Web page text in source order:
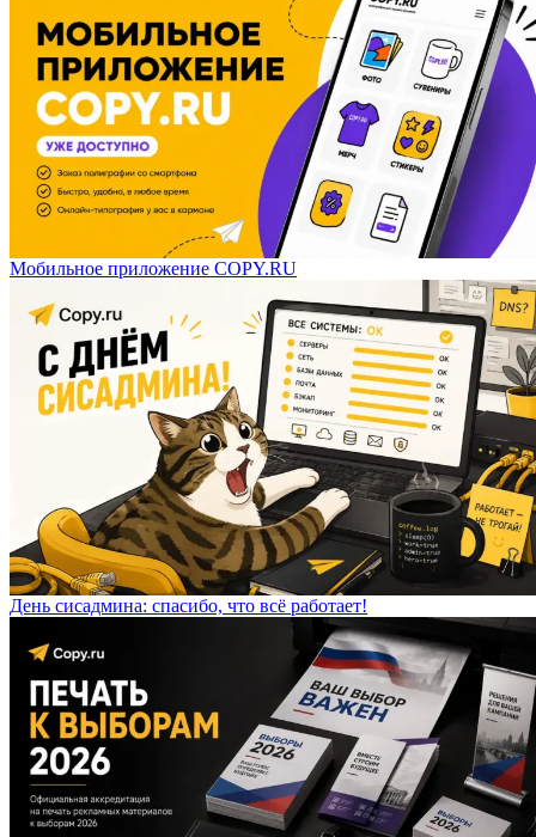
Мобильное приложение COPY.RU
День сисадмина: спасибо, что всё работает!